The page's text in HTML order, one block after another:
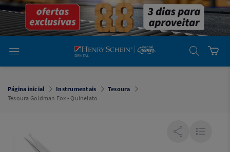
emDental
Cremer -
Henry Schein
Laboratório
Laboratório
Cremer -
Henry Schein
Página inicial Instrumentais
Tesoura
Tesoura Goldman Fox - Quinelato